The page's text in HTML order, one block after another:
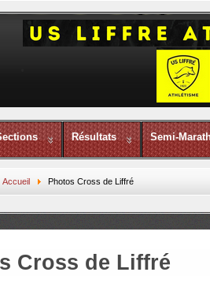
Résultats Semi-
Accueil Photos Cross de Liffré
Cross de Liffré